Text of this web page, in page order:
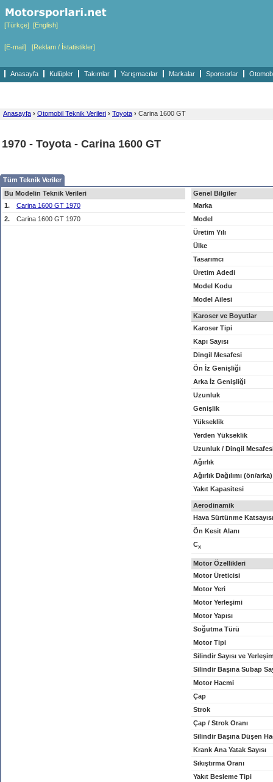
[Türkçe] [English]
[E-mail] [Reklam / İstatistikler]
Anasayfa Kulüpler Takımlar Yarışmacılar Markalar Sponsorlar
Anasayfa › Otomobil Teknik Verileri › Toyota › Carina 1600 GT
1970 - Toyota - Carina 1600 GT
Tüm Teknik Veriler
Bu Modelin Teknik Verileri
1.
Carina 1600 GT 1970
2.
Carina 1600 GT 1970
Genel Bilgiler
Marka
Model
Üretim Yılı
Ülke
Tasarımcı
Üretim Adedi
Model Kodu
Model Ailesi
Karoser ve Boyutlar
Karoser Tipi
Kapı Sayısı
Dingil Mesafesi
Ön İz Genişliği
Arka İz Genişliği
Uzunluk
Genişlik
Yükseklik
Yerden Yükseklik
Uzunluk / Dingil
Ağırlık
Ağırlık Dağılımı (ön/arka)
Yakıt Kapasitesi
Aerodinamik
Hava Sürtünme Katsayısı
Ön Kesit Alanı
Cx
Motor Özellikleri
Motor Üreticisi
Motor Yeri
Motor Yerleşimi
Motor Yapısı
Soğutma Türü
Motor Tipi
Silindir Sayısı ve
Silindir Başına Subap
Motor Hacmi
Çap
Strok
Çap / Strok Oranı
Silindir Başına Düşen
Krank Ana Yatak Sayısı
Sıkıştırma Oranı
Yakıt Besleme Tipi